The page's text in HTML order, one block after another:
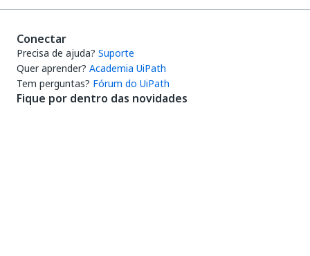
Conectar
Precisa de ajuda? Suporte
Quer aprender? Academia UiPath
Tem perguntas? Fórum do UiPath
Fique por dentro das novidades